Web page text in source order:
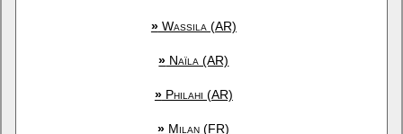
»Wassila (AR)
» Naïla (AR)
»Philahi (AR)
» Milan (FR)